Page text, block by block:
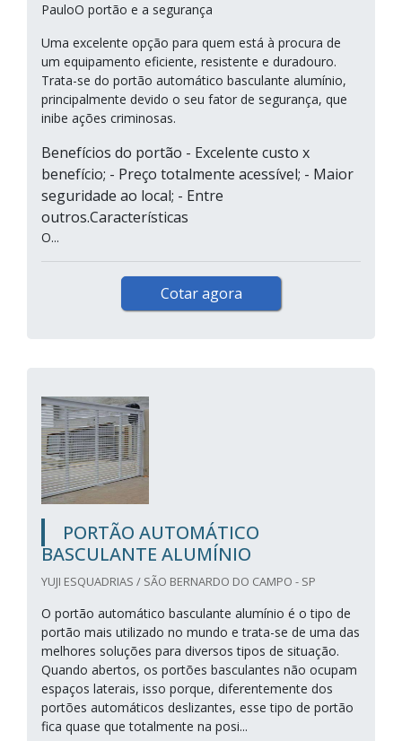
PauloO portão e a segurança
Uma excelente opção para quem está à procura de
um equipamento eficiente, resistente e duradouro.
Trata-se do portão automático basculante alumínio,
principalmente devido o seu fator de segurança, que
inibe ações criminosas.
Benefícios do portão - Excelente custo x
benefício; - Preço totalmente acessível; - Maior
seguridade ao local; - Entre
outros.Características
O...
Cotar agora
PORTÃO AUTOMÁTICO
BASCULANTE ALUMÍNIO
YUJI ESQUADRIAS / SÃO BERNARDO DO CAMPO - SP
O portão automático basculante alumínio é o tipo de
portão mais utilizado no mundo e trata-se de uma das
melhores soluções para diversos tipos de situação.
Quando abertos, os portões basculantes não ocupam
espaços laterais, isso porque, diferentemente dos
portões automáticos deslizantes, esse tipo de portão
fica quase que totalmente na posi...